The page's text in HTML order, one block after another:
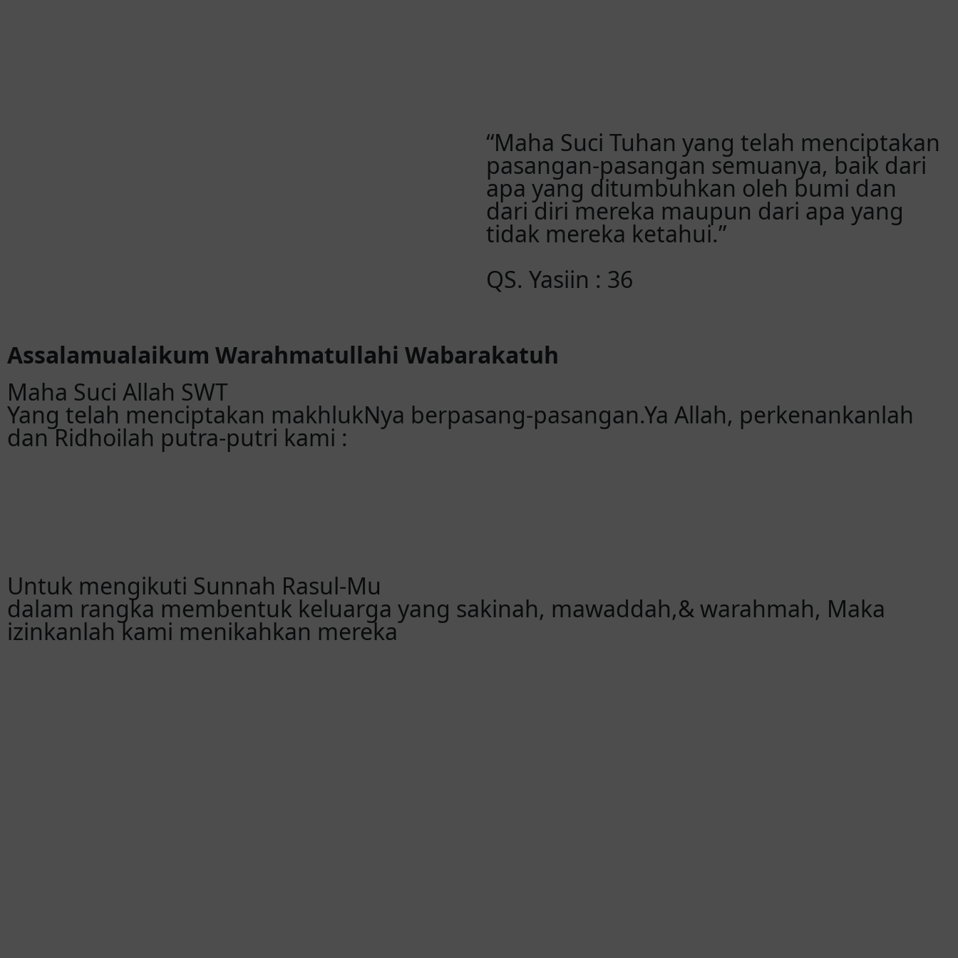
“Maha Suci Tuhan yang telah menciptakan
pasangan-pasangan semuanya, baik dari
apa yang ditumbuhkan oleh bumi dan
dari diri mereka maupun dari apa yang
tidak mereka ketahui.”
QS. Yasiin : 36
Assalamualaikum Warahmatullahi Wabarakatuh
Maha Suci Allah SWT
Yang telah menciptakan makhlukNya berpasang-pasangan.Ya Allah, perkenankanlah
dan Ridhoilah putra-putri kami :
Untuk mengikuti Sunnah Rasul-Mu
dalam rangka membentuk keluarga yang sakinah, mawaddah,& warahmah, Maka
izinkanlah kami menikahkan mereka